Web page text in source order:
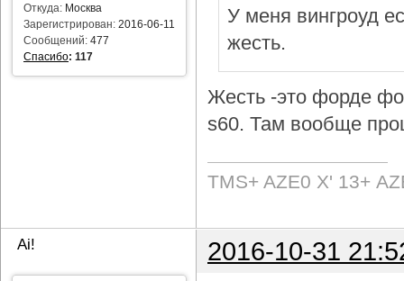
Откуда: Москва
Зарегистрирован: 2016-06-11
Сообщений: 477
Спасибо: 117
У меня вингроуд
жесть.
Жесть -это форде
s60. Там вообще
TMS+ AZE0 Х' 13+
Ai! 2016-10-31